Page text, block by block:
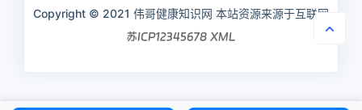
Copyright © 2021 伟哥健康知识网 本站资源来源于互联网
苏ICP12345678 XML
伟哥